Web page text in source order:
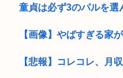
童貞は必ず3のパルを選
【画像】やばすぎる家
【悲報】コレコレ、月